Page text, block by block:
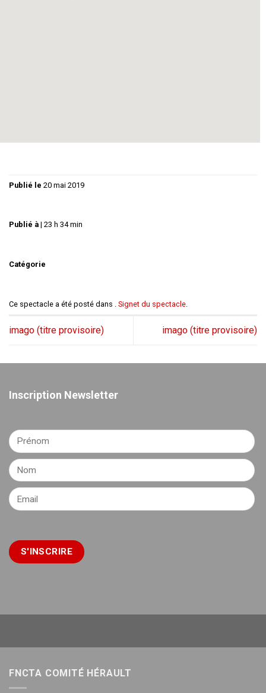
Publié le 20 mai 2019
Publié à | 23 h 34 min
Catégorie
Ce spectacle a été posté dans . Signet du spectacle
imago (titre provisoire) imago (titre provisoire)
Inscription Newsletter
FNCTA COMITÉ HÉRAULT